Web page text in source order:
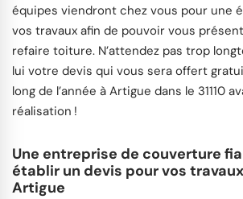
équipes viendront chez vous pour une
vos travaux afin de pouvoir vous
refaire toiture. N’attendez pas trop
lui votre devis qui vous sera offert
long de l’année à Artigue dans le 31110
réalisation !
Une entreprise de couverture
établir un devis pour vos
Artigue